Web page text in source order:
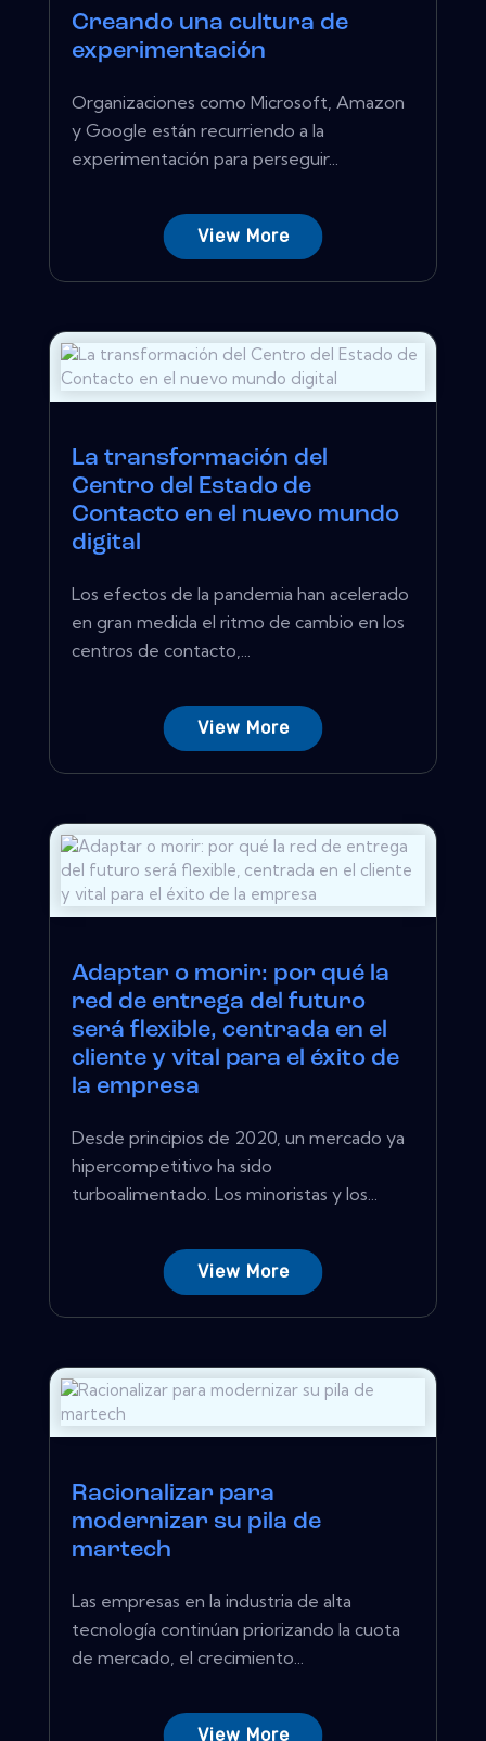
Creando una cultura de
experimentación
Organizaciones como Microsoft, Amazon
y Google están recurriendo a la
experimentación para perseguir...
View More
La transformación del
Centro del Estado de
Contacto en el nuevo mundo
digital
Los efectos de la pandemia han acelerado
en gran medida el ritmo de cambio en los
centros de contacto,...
View More
Adaptar o morir: por qué la
red de entrega del futuro
será flexible, centrada en el
cliente y vital para el éxito de
la empresa
Desde principios de 2020, un mercado ya
hipercompetitivo ha sido
turboalimentado. Los minoristas y los...
View More
Racionalizar para
modernizar su pila de
martech
Las empresas en la industria de alta
tecnología continúan priorizando la cuota
de mercado, el crecimiento...
View More